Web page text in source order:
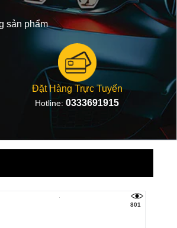
sản phẩm
Đặt Hàng Trực Tuyến
Hotline:0333691915
801